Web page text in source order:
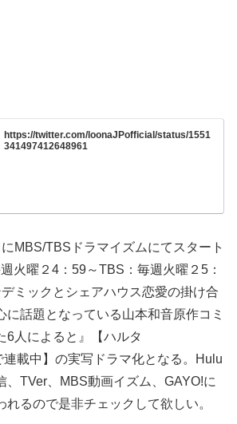
https://twitter.com/loonaJPofficial/status/1551
341497412648961
MBS/TBSドラマイズムにてスタート
火曜２4：59～TBS：毎週火曜２5：
ミックとシェアハウス恋愛の掛け合
に話題となっている山本和音原作コミ
6人によると』【ハルタ
連載中】の実写ドラマ化となる。Hulu
、TVer、MBS動画イズム、GAYO!に
れるので是非チェックして欲しい。